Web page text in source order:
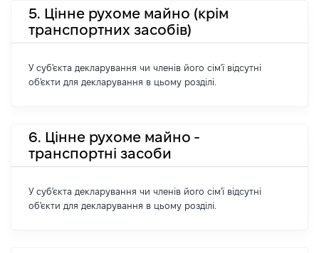
5. Цінне рухоме майно (крім
транспортних засобів)
У суб'єкта декларування чи членів його сім'ї відсутні
об'єкти для декларування в цьому розділі.
6. Цінне рухоме майно -
транспортні засоби
У суб'єкта декларування чи членів його сім'ї відсутні
об'єкти для декларування в цьому розділі.